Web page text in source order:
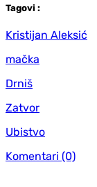
Tagovi :
Kristijan Aleksić
mačka
Drniš
Zatvor
Ubistvo
Komentari (0)